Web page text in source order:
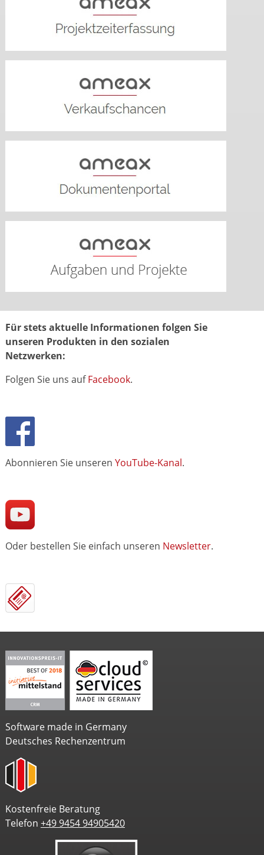
Für stets aktuelle Informationen folgen Sie
unseren Produkten in den sozialen
Netzwerken:
Folgen Sie uns aufFacebook.
Abonnieren Sie unseren YouTube-Kanal.
Oder bestellen Sie einfach unseren Newsletter.
Software made in Germany
Deutsches Rechenzentrum
Kostenfreie Beratung
Telefon +49 9454 94905420